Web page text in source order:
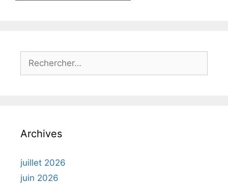
Rechercher :
Archives
juillet 2026
juin 2026